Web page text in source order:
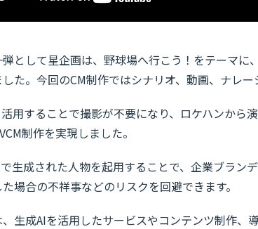
弾として星企画は、野球場へ行こう！をテーマに
た。今回のCM制作ではシナリオ、動画、ナレー
用することで撮影が不要になり、ロケハンから
制作を実現しました。
生成された人物を起用することで、企業ブラン
場合の不祥事などのリスクを回避できます。
生成AIを活用したサービスやコンテンツ制作、